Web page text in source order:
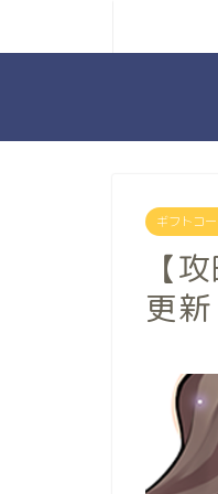
ギフトコ
【
更新